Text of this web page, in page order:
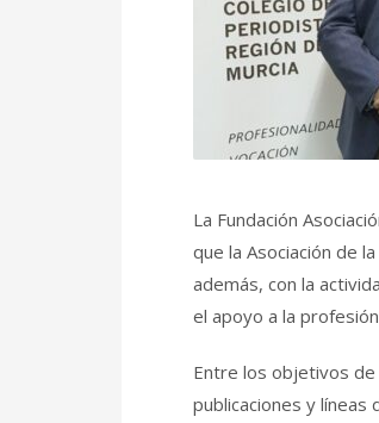
La Fundación
que la Asociación de
además, con la
el apoyo a la
Entre los objetivos de
publicaciones y líneas